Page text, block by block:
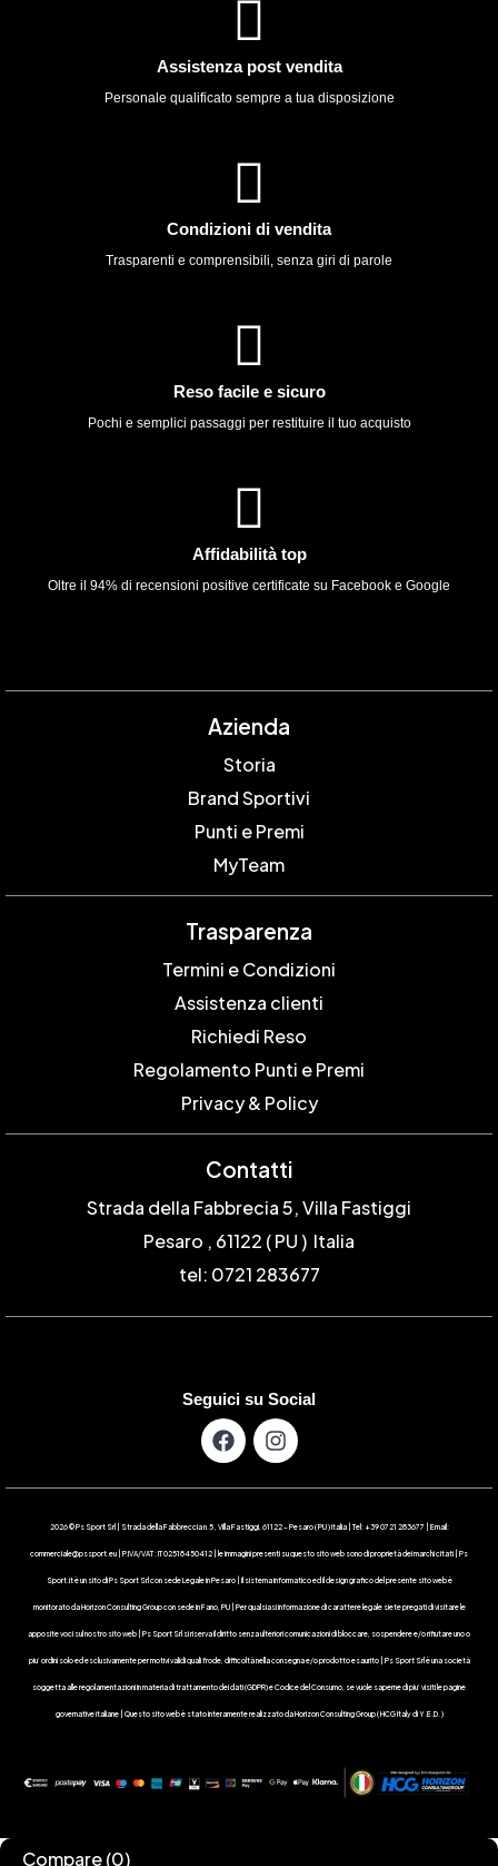
Assistenza post vendita
Personale qualificato sempre a tua disposizione
Condizioni di vendita
Trasparenti e comprensibili, senza giri di parole
Reso facile e sicuro
Pochi e semplici passaggi per restituire il tuo acquisto
Affidabilità top
Oltre il 94% di recensioni positive certificate su Facebook e Google
Azienda
Storia
Brand Sportivi
Punti e Premi
MyTeam
Trasparenza
Termini e Condizioni
Assistenza clienti
Richiedi Reso
Regolamento Punti e Premi
Privacy & Policy
Contatti
Strada della Fabbrecia 5, Villa Fastiggi
Pesaro , 61122 ( PU ) Italia
tel: 0721 283677
Seguici su Social
2026 © Ps Sport Srl | Strada della Fabbreccia n.5 , Villa Fastiggi, 61122 – Pesaro ( PU ) Italia | Tel: +39 0721 283677 | Email:
commerciale@pssport.eu | P.IVA/VAT : IT 02518450412 | le immagini presenti su questo sito web sono di proprietà dei marchi citati | Ps
Sport.it è un sito di Ps Sport Srl con sede Legale in Pesaro | Il sistema informatico ed il design grafico del presente sito web è
monitorato da Horizon Consulting Group con sede in Fano, PU | Per qualsiasi informazione di carattere legale siete pregati di visitare le
apposite voci sul nostro sito web | Ps Sport Srl si riserva il diritto senza ulteriori comunicazioni di bloccare, sospendere e/o rifiutare uno o
piu’ ordini solo ed esclusivamente per motivi validi quali frode, difficoltà nella consegna e/o prodotto esaurito | Ps Sport Srl è una società
soggetta alle regolamentazioni in materia di trattamento dei dati (GDPR) e Codice del Consumo, se vuole saperne di piu’ visiti le pagine
governative italiane | Questo sito web è stato interamente realizzato da Horizon Consulting Group ( HCG Italy di Y.E.D. )
Compare(0)